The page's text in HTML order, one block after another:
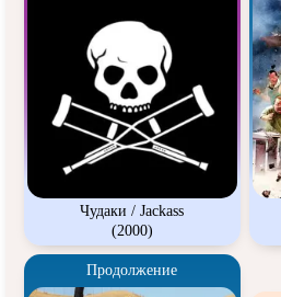
Чудаки / Jackass
(2000)
Продолжение